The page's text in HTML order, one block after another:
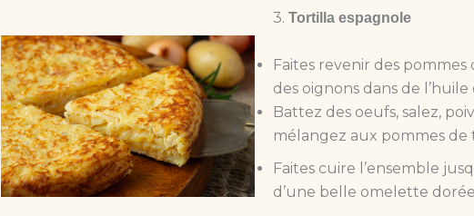
3. Tortilla espagnole
Faites revenir des
des oignons dans de l’huile
Battez des oeufs, salez,
mélangez aux pommes de
Faites cuire l’ensemble
d’une belle omelette